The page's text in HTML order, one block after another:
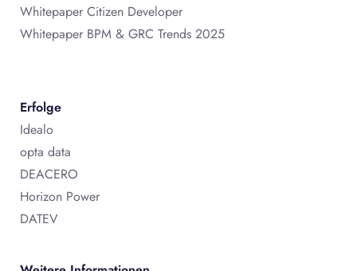
Whitepaper Citizen Developer
Whitepaper BPM & GRC Trends 2025
Erfolge
Idealo
opta data
DEACERO
Horizon Power
DATEV